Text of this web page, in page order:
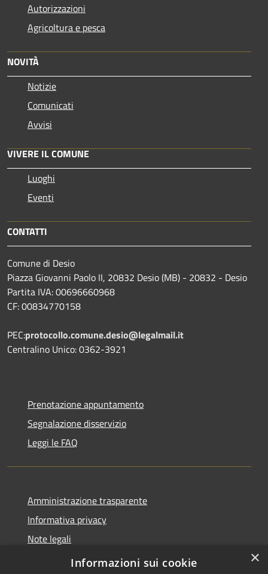
Autorizzazioni
Agricoltura e pesca
NOVITÀ
Notizie
Comunicati
Avvisi
VIVERE IL COMUNE
Luoghi
Eventi
CONTATTI
Comune di Desio
Piazza Giovanni Paolo II, 20832 Desio (MB) - 20832 - Desio
Partita IVA: 00696660968
CF: 00834770158
PEC:protocollo.comune.desio@legalmail.it
Centralino Unico: 0362-3921
Prenotazione appuntamento
Segnalazione disservizio
Leggi le FAQ
Amministrazione trasparente
Informativa privacy
Note legali
Dichiarazione di accessibilità
×
Informazioni sui cookie